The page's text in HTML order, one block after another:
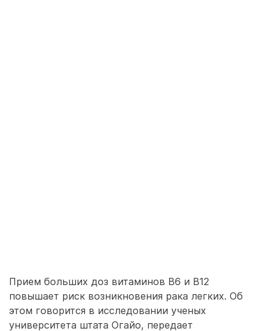
Прием больших доз витаминов B6 и B12
повышает риск возникновения рака легких. Об
этом говорится в исследовании ученых
университета штата Огайо, передает